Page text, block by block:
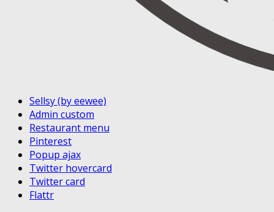
Sellsy (by eewee)
Admin custom
Restaurant menu
Pinterest
Popup ajax
Twitter hovercard
Twitter card
Flattr